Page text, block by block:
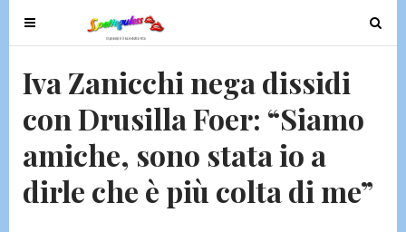
T
o
e
n
v
T
o
v
Iva Zanicchi nega dissidi
con Drusilla Foer: “Siamo
amiche, sono stata io a
dirle che è più colta di me”